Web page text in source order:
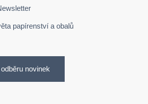
papírenství a obalů
novinek